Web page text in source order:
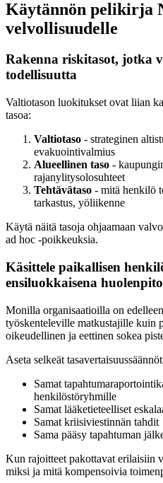
Käytännön pelikirja
velvollisuudelle
Rakenna riskitasot, jotka
todellisuutta
Valtiotason luokitukset ovat liian
tasoa:
Valtiotaso - strateginen
evakuointivalmius
Alueellinen taso -
rajanylitysolosuhteet
Tehtävätaso - mitä henkilö
tarkastus, yöliikenne
Käytä näitä tasoja ohjaamaan
ad hoc -poikkeuksia.
Käsittele paikallisen
ensiluokkaisena
Monilla organisaatioilla on
työskenteleville matkustajille kuin
oikeudellinen ja eettinen sokea
Aseta selkeät
Samat
henkilöstöryhmille
Samat lääketieteelliset
Samat kriisiviestinnän tahdit
Sama pääsy tapahtuman
Kun rajoitteet pakottavat erilaisiin
miksi ja mitä kompensoivia